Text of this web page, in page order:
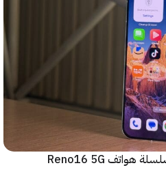
شركة Oppo تكشف النقاب عن سلسلة هواتف Reno16 5G